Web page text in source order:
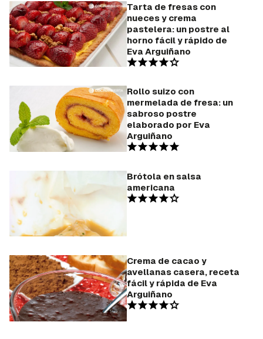
Tarta de fresas con
nueces y crema
pastelera: un postre al
horno fácil y rápido de
Eva Arguiñano
Rollo suizo con
mermelada de fresa: un
sabroso postre
elaborado por Eva
Arguiñano
Brótola en salsa
americana
Crema de cacao y
avellanas casera, receta
fácil y rápida de Eva
Arguiñano